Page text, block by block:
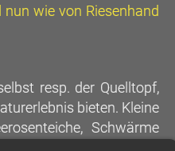
wie von Riesenhand
resp. der Quelltopf,
bieten. Kleine
Schwärme
die sich vor den